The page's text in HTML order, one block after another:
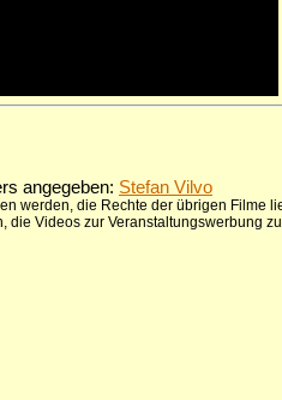
angegeben: Stefan Vilvo
werden, die Rechte der übrigen Filme
Videos zur Veranstaltungswerbung